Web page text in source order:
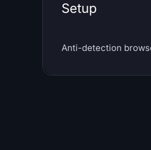
Setup
Anti-detection